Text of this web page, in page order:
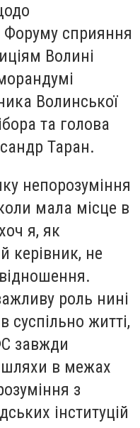
Форуму сприяння
Волині
Волинської
та голова
Таран.
непорозуміння
мала місце в
я, як
керівник, не
роль нині
суспільно житті,
завжди
в межах
з
інституцій